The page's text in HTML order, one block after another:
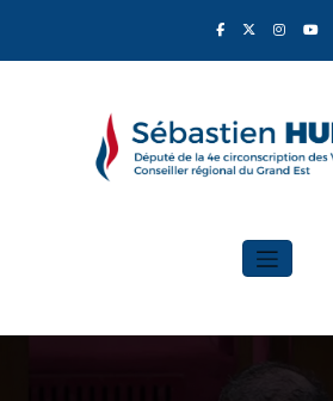
contenu
Sébastien Humbert